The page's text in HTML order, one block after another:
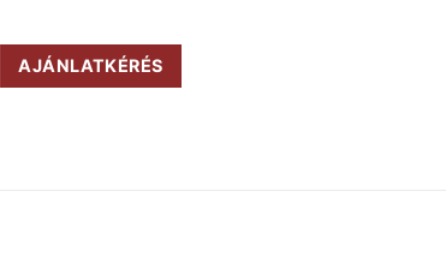
AJÁNLATKÉRÉS